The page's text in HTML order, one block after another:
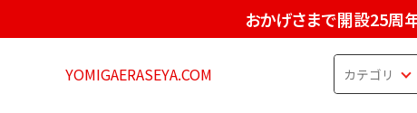
おかげさまで開設25周
YOMIGAERASEYA.COM